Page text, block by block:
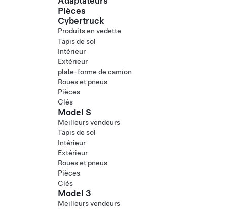
Pièces
Cybertruck
Produits en vedette
Tapis de sol
Intérieur
Extérieur
plate-forme de camion
Roues et pneus
Pièces
Clés
Model S
Meilleurs vendeurs
Tapis de sol
Intérieur
Extérieur
Roues et pneus
Pièces
Clés
Model 3
Meilleurs vendeurs